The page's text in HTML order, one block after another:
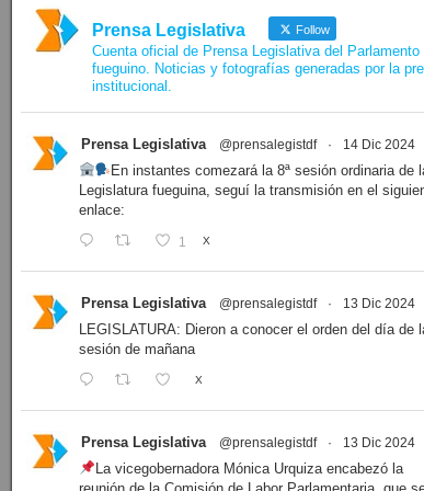
Prensa Legislativa Follow
Cuenta oficial de Prensa Legislativa del Parlamento
fueguino. Noticias y fotografías generadas por la
institucional.
Prensa Legislativa @prensalegistdf · 14 Dic 2024
En instantes comezará la 8ª sesión ordinaria de
Legislatura fueguina, seguí la transmisión en el
enlace:
1 X
Prensa Legislativa @prensalegistdf · 13 Dic 2024
LEGISLATURA: Dieron a conocer el orden del día de
sesión de mañana
X
Prensa Legislativa @prensalegistdf · 13 Dic 2024
La vicegobernadora Mónica Urquiza encabezó la